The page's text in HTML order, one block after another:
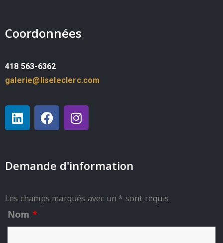
Coordonnées
418 563-6362
galerie@liseleclerc.com
Demande d'information
Les champs marqués avec un * sont requis
Nom *